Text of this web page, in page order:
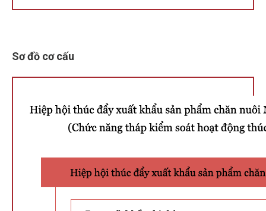
Sơ đồ cơ cấu